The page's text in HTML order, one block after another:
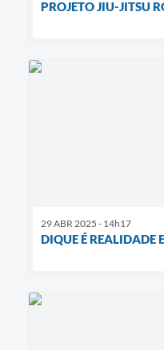
PROJETO JIU-JITSU
29 ABR 2025 - 14h17
DIQUE É REALIDADE